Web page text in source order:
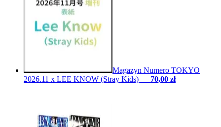
Magazyn Numero TOKYO
2026.11 x LEE KNOW (Stray Kids) — 70,00 zł